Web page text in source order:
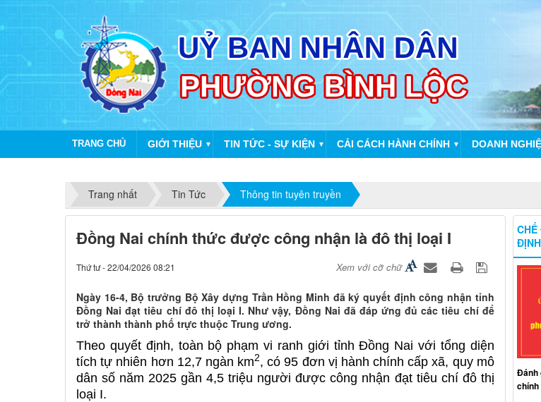
TRANG CHỦ GIỚI THIỆU ▼ TIN TỨC - SỰ KIỆN ▼ CẢI CÁCH HÀNH CHÍNH ▼ DOANH
Trang nhất
Tin Tức Thông tin tuyên truyền
Đồng Nai chính thức được công nhận là đô thị loại I
Thứ tư - 22/04/2026 08:21 Xem với cỡ chữ
Ngày 16-4, Bộ trưởng Bộ Xây dựng Trần Hồng Minh đã ký quyết định công nhận tỉnh
Đồng Nai đạt tiêu chí đô thị loại I. Như vậy, Đồng Nai đã đáp ứng đủ các tiêu chí để
trở thành thành phố trực thuộc Trung ương.
Theo quyết định, toàn bộ phạm vi ranh giới tỉnh Đồng Nai với tổng diện
tích tự nhiên hơn 12,7 ngàn km2, có 95 đơn vị hành chính cấp xã, quy mô
dân số năm 2025 gần 4,5 triệu người được công nhận đạt tiêu chí đô thị
loại I.
CHẾ
Đánh